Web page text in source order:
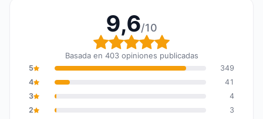
9,6/10
Calificación global: 9,6
Basada en 403 opiniones publicadas
5
349
4
41
3
4
2
3